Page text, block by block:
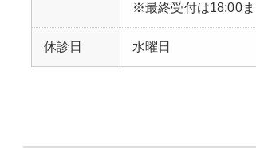
※最終受付は18:00ま
休診日 水曜日